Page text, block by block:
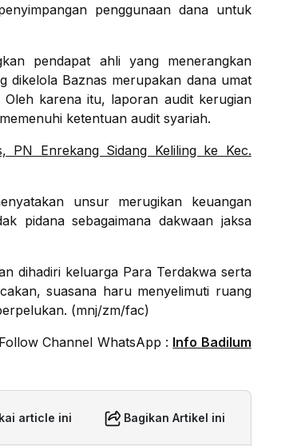
penggunaan dana untuk
pendapat ahli yang menerangkan
dikelola Baznas merupakan dana umat
karena itu, laporan audit kerugian
ketentuan audit syariah.
PN Enrekang Sidang Keliling ke Kec.
unsur merugikan keuangan
pidana sebagaimana dakwaan jaksa
dihadiri keluarga Para Terdakwa serta
suasana haru menyelimuti ruang
(mnj/zm/fac)
Follow Channel WhatsApp : Info Badilum
article ini Bagikan Artikel ini